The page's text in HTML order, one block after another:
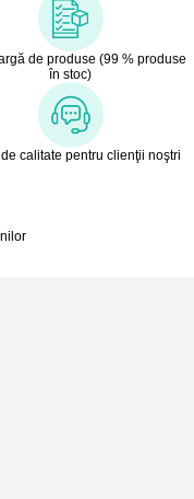
de produse (99 % produse
în stoc)
calitate pentru clienţii noştri